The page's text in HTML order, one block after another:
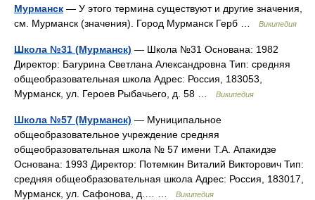
Мурманск — У этого термина существуют и другие значения,
см. Мурманск (значения). Город Мурманск Герб …
Википедия
Школа №31 (Мурманск) — Школа №31 Основана: 1982
Директор: Багурина Светлана Александровна Тип: средняя
общеобразовательная школа Адрес: Россия, 183053,
Мурманск, ул. Героев Рыбачьего, д. 58 …
Википедия
Школа №57 (Мурманск) — Муниципальное
общеобразовательное учреждение средняя
общеобразовательная школа № 57 имени Т.А. Апакидзе
Основана: 1993 Директор: Потемкин Виталий Викторович Тип:
средняя общеобразовательная школа Адрес: Россия, 183017,
Мурманск, ул. Сафонова, д.… …
Википедия